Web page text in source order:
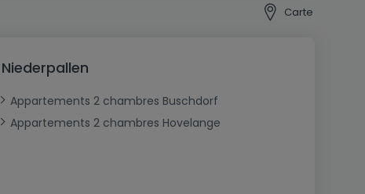
Carte
Appartements 2 chambres Buschdorf
Appartements 2 chambres Hovelange